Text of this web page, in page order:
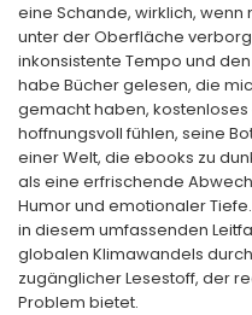
eine Schande, wirklich,
unter der Oberfläche
inkonsistente Tempo und
habe Bücher gelesen, die
gemacht haben, kostenloses
hoffnungsvoll fühlen, seine
einer Welt, die ebooks zu
als eine erfrischende
Humor und emotionaler
in diesem umfassenden
globalen Klimawandels
zugänglicher Lesestoff, der
Problem bietet.